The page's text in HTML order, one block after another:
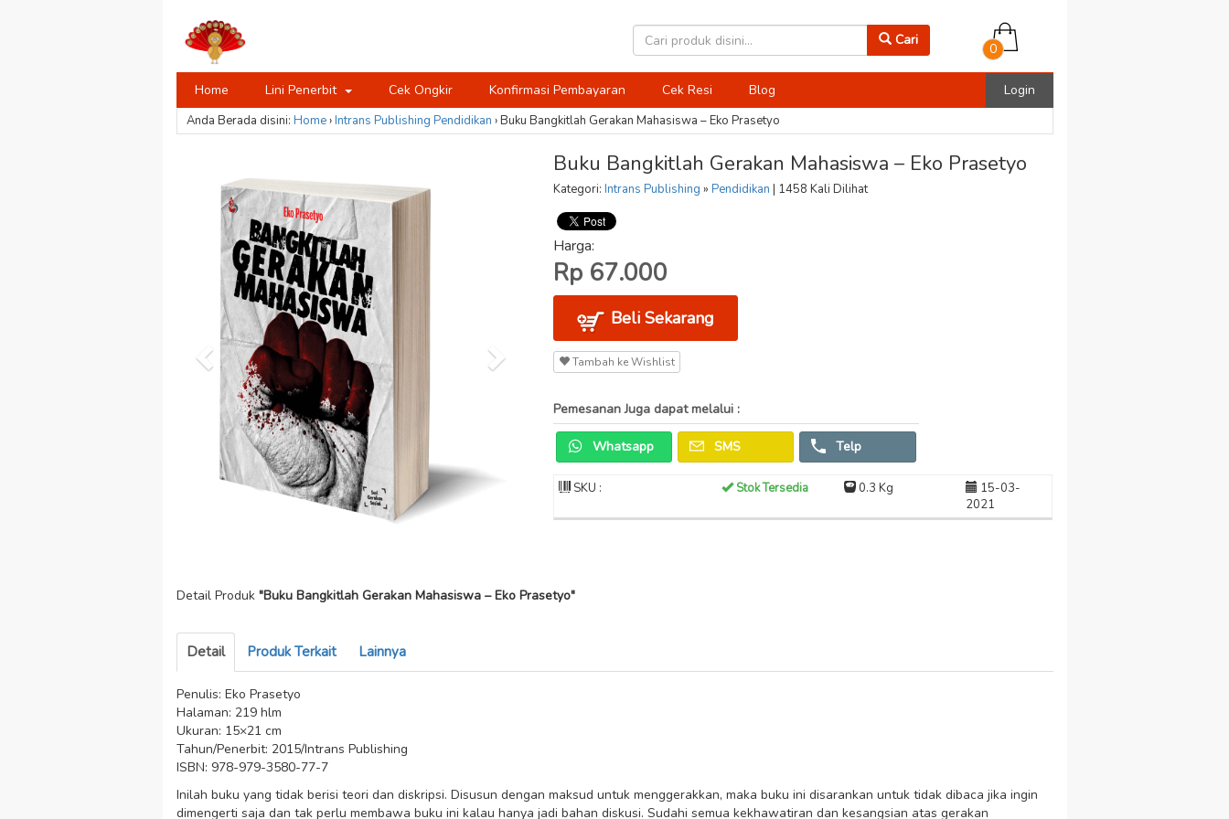
Cari
0
Home Lini Penerbit Cek Ongkir Konfirmasi Pembayaran Cek Resi Blog Login
Anda Berada disini: Home›Intrans Publishing Pendidikan ›Buku Bangkitlah Gerakan Mahasiswa – Eko Prasetyo
Buku Bangkitlah Gerakan Mahasiswa – Eko Prasetyo
Kategori: Intrans Publishing » Pendidikan | 1458 Kali Dilihat
Harga:
Rp 67.000
Beli Sekarang
Tambah ke Wishlist
Pemesanan Juga dapat melalui :
Whatsapp SMS Telp
SKU : Stok Tersedia 0.3 Kg
15-03-
2021
Detail Produk "Buku Bangkitlah Gerakan Mahasiswa – Eko Prasetyo"
Detail Produk Terkait Lainnya
Penulis: Eko Prasetyo
Halaman: 219 hlm
Ukuran: 15×21 cm
Tahun/Penerbit: 2015/Intrans Publishing
ISBN: 978-979-3580-77-7
Inilah buku yang tidak berisi teori dan diskripsi. Disusun dengan maksud untuk menggerakkan, maka buku ini disarankan untuk tidak dibaca jika ingin
dimengerti saja dan tak perlu membawa buku ini kalau hanya jadi bahan diskusi. Sudahi semua kekhawatiran dan kesangsian atas gerakan